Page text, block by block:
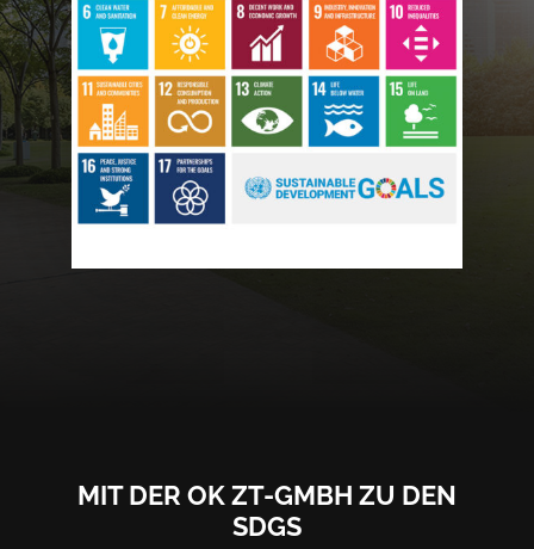
MIT DER OK ZT-GMBH ZU DEN
SDGS